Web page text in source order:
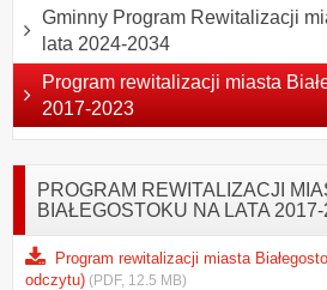
Gminny Program Rewitalizacji
lata 2024-2034
Program rewitalizacji miasta
2017-2023
PROGRAM REWITALIZACJI
BIAŁEGOSTOKU NA LATA
Program rewitalizacji miasta
odczytu) (PDF, 12.5 MB)